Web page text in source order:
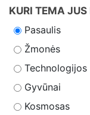
KURI TEMA
Pasaulis
Žmonės
Technologijos
Gyvūnai
Kosmosas